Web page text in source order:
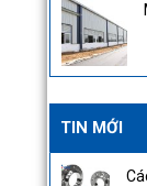
TIN MỚI